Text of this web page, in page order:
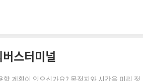
습니다. 1. 예매 사이트에 접속(👉바로가기)
택한 후 '조회하기'를 클릭..
스터미널